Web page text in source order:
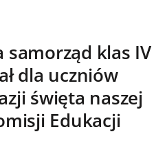
samorząd klas IV
dla uczniów
święta naszej
Edukacji